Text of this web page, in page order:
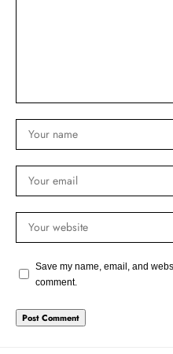
Save my name, email, and
comment.